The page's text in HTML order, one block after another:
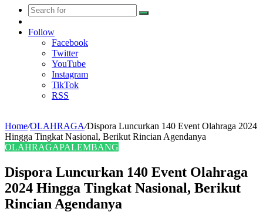
Search
Article
Follow
Facebook
Twitter
YouTube
Instagram
TikTok
RSS
Home/OLAHRAGA/Dispora Luncurkan 140 Event Olahraga 2024
Hingga Tingkat Nasional, Berikut Rincian Agendanya
OLAHRAGAPALEMBANG
Dispora Luncurkan 140 Event Olahraga
2024 Hingga Tingkat Nasional, Berikut
Rincian Agendanya